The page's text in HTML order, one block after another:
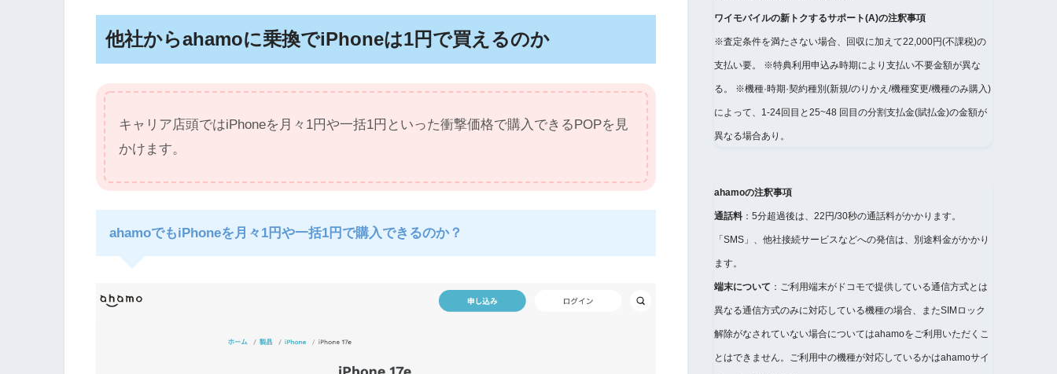
他社からahamoに乗換でiPhoneは1円で買えるのか
キャリア店頭ではiPhoneを月々1円や一括1円といった衝撃価格で購入できるPOPを見
かけます。
ahamoでもiPhoneを月々1円や一括1円で購入できるのか？
ワイモバイルの新トクするサポート(A)の注釈事項
※査定条件を満たさない場合、回収に加えて22,000円(不課税)の
支払い要。 ※特典利用申込み時期により支払い不要金額が異な
る。 ※機種·時期·契約種別(新規/のりかえ/機種変更/機種のみ購入)
によって、1-24回目と25~48 回目の分割支払金(賦払金)の金額が
異なる場合あり。
ahamoの注釈事項
通話料 ：5分超過後は、22円/30秒の通話料がかかります。
「SMS」、他社接続サービスなどへの発信は、別途料金がかかり
ます。
端末について ：ご利用端末がドコモで提供している通信方式とは
異なる通信方式のみに対応している機種の場合、またSIMロック
解除がなされていない場合についてはahamoをご利用いただくこ
とはできません。ご利用中の機種が対応しているかはahamoサイ